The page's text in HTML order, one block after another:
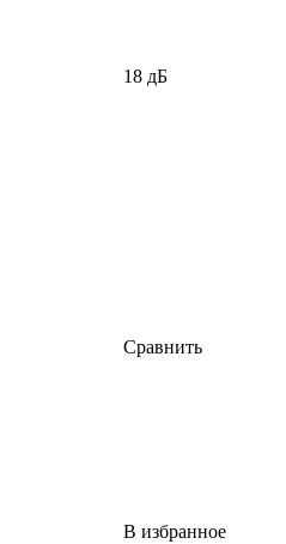
18 дБ
Сравнить
В избранное